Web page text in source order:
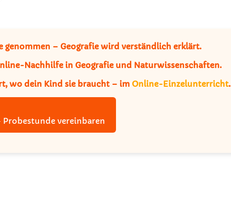
genommen – Geografie wird verständlich erklärt.
Nachhilfe in Geografie und Naturwissenschaften.
wo dein Kind sie braucht – im Online-Einzelunterricht.
vereinbaren